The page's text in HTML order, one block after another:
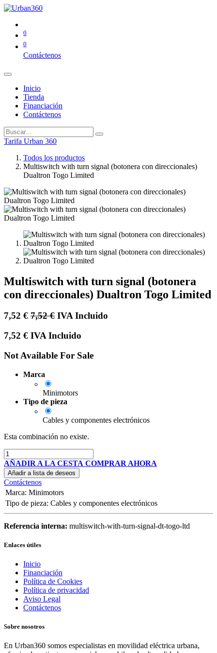
0
0
Contáctenos
Inicio
Tienda
Financiación
Contáctenos
Tarifa Urban 360
Todos los productos
Multiswitch with turn signal (botonera con direccionales)
Dualtron Togo Limited
Multiswitch with turn signal (botonera
con direccionales) Dualtron Togo Limited
7,52 € 7,52€ IVA Incluido
7,52 € IVA Incluido
Not Available For Sale
Marca
Minimotors
Tipo de pieza
Cables y componentes electrónicos
Esta combinación no existe.
AÑADIR A LA CESTA COMPRAR AHORA
Añadir a lista de deseos
Contáctenos
Marca: Minimotors
Tipo de pieza: Cables y componentes electrónicos
Referencia interna: multiswitch-with-turn-signal-dt-togo-ltd
Enlaces útiles
Inicio
Financiación
Política de Cookies
Política de privacidad
Aviso Legal
Contáctenos
Sobre nosotros
En Urban360 somos especialistas en movilidad eléctrica urbana,